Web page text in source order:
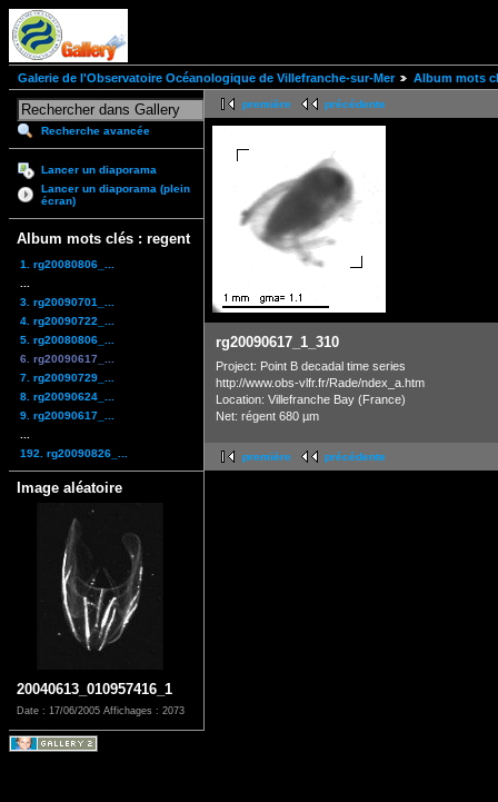
Galerie de l'Observatoire Océanologique de Villefranche-sur-Mer Album mots
Recherche avancée
Lancer un diaporama
Lancer un diaporama (plein
écran)
Album mots clés : regent
1. rg20080806_...
3. rg20090701_...
4. rg20090722_...
5. rg20080806_...
6. rg20090617_...
7. rg20090729_...
8. rg20090624_...
9. rg20090617_...
192. rg20090826_...
Image aléatoire
20040613_010957416_1
Date : 17/06/2005 Affichages : 2073
première précédente
rg20090617_1_310
Project: Point B decadal time series
http://www.obs-vlfr.fr/Rade/ndex_a.htm
Location: Villefranche Bay (France)
Net: régent 680 µm
première précédente